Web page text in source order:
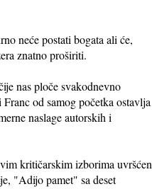
neće postati bogata ali će,
znatno proširiti.
nas ploče svakodnevno
od samog početka ostavlja
naslage autorskih i
kritičarskim izborima uvršćen
"Adijo pamet" sa deset